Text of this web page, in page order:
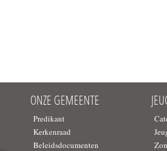
ONZE GEMEENTE
Predikant
Kerkenraad
Beleidsdocumenten